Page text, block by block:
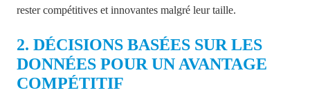
rester compétitives et innovantes malgré leur taille.
2. DÉCISIONS BASÉES SUR LES
DONNÉES POUR UN AVANTAGE
COMPÉTITIF